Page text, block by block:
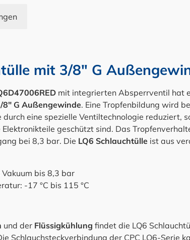
mit 3/8" G
mit integrierten Absperrventil hat
8" G Außengewinde. Eine Tropfenbildung wird
durch eine spezielle Ventiltechnologie reduziert,
geschützt sind. Das
bei 8,3 bar. Die LQ6 Schlauchtülle ist aus
bis 8,3 bar
-17 °C bis 115 °C
und der Flüssigkühlung findet die LQ6
Schlauchsteckverbindung der CPC LQ6-Serie